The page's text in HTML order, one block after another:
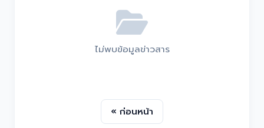
ไม่พบข้อมูลข่าวสาร
« ก่อนหน้า